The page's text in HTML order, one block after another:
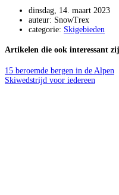
dinsdag, 14. maart 2023
auteur: SnowTrex
categorie: Skigebieden
Artikelen die ook interessant
15 beroemde bergen in de Alpen
Skiwedstrijd voor iedereen